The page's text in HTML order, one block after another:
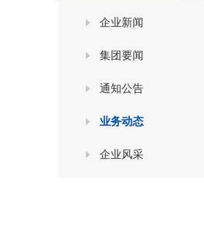
企业新闻
集团要闻
通知公告
业务动态
企业风采